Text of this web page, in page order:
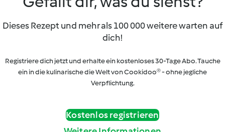
Dieses Rezept und mehr als 100 000 weitere warten auf
dich!
Registriere dich jetzt und erhalte ein kostenloses 30-Tage Abo. Tauche
ein in die kulinarische die Welt von Cookidoo® - ohne jegliche
Verpflichtung.
Kostenlos registrieren